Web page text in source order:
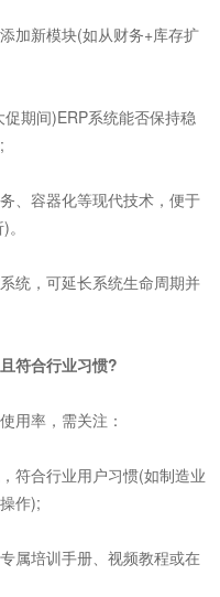
新模块(如从财务+库存扩
期间)ERP系统能否保持稳
容器化等现代技术，便于
，可延长系统生命周期并
符合行业习惯?
率，需关注：
合行业用户习惯(如制造业
作);
培训手册、视频教程或在